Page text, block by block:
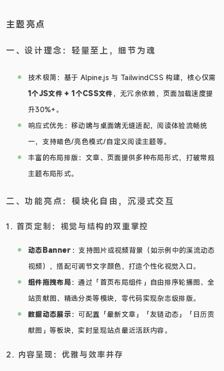
主题亮点
一、设计理念：轻量至上，细节为魂
技术极简：基于 Alpine.js 与 TailwindCSS 构建，核心仅需
1个JS文件 + 1个CSS文件，无冗余依赖，页面加载速度提
升30%+。
响应式优先：移动端与桌面端无缝适配，阅读体验流畅统
一，支持暗色/亮色模式/自定义阅读主题等。
丰富的布局排版：文章、页面提供多种布局形式，打破常规
主题布局形式。
二、功能亮点：模块化自由，沉浸式交互
1. 首页定制：视觉与结构的双重掌控
动态Banner ：支持图片或视频背景（如示例中的溪流动态
视频），搭配可调节文字颜色，打造个性化视觉入口。
组件拖拽布局 ：通过「首页布局组件」自由排序轮播图、全
站贡献图、精选分类等模块，零代码实现杂志级排版。
数据动态展示：可配置「最新文章」「友链动态」「日历贡
献图」等板块，实时呈现站点最近活跃内容。
2. 内容呈现：优雅与效率并存